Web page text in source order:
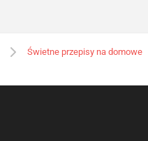
Świetne przepisy na domowe